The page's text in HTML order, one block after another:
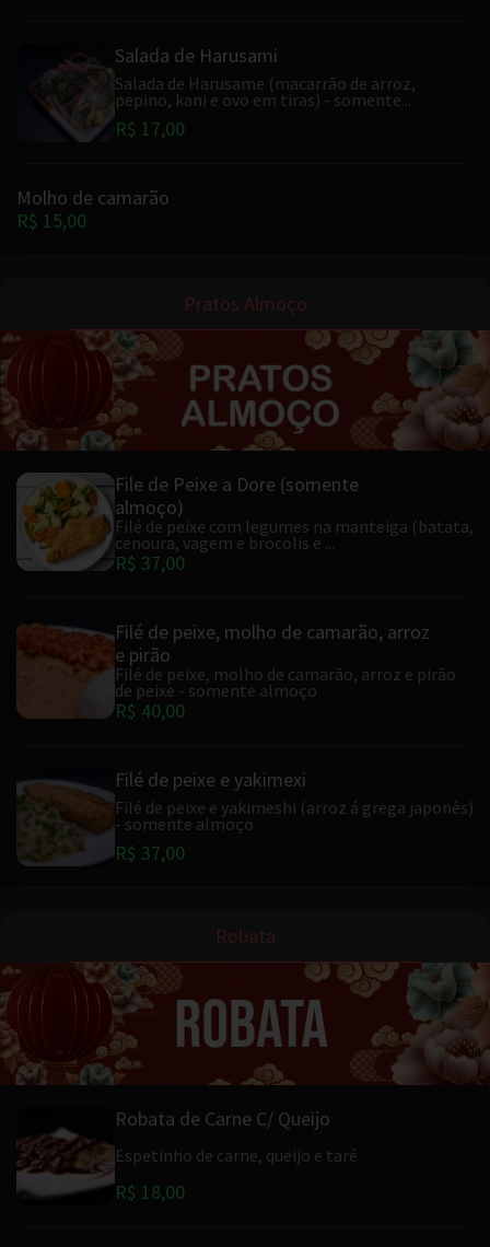
Salada de Harusami
Salada de Harusame (macarrão de arroz,
pepino, kani e ovo em tiras) - somente...
R$ 17,00
Molho de camarão
R$ 15,00
Pratos Almoço
File de Peixe a Dore (somente
almoço)
Filé de peixe com legumes na manteiga (batata,
cenoura, vagem e brocolis e ...
R$ 37,00
Filé de peixe, molho de camarão, arroz
e pirão
Filé de peixe, molho de camarão, arroz e pirão
de peixe - somente almoço
R$ 40,00
Filé de peixe e yakimexi
Filé de peixe e yakimeshi (arroz á grega japonês)
- somente almoço
R$ 37,00
Robata
Robata de Carne C/ Queijo
Espetinho de carne, queijo e tarê
R$ 18,00